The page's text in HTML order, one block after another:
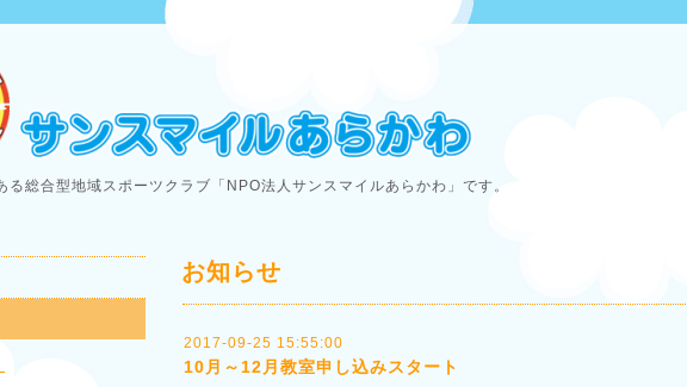
る総合型地域スポーツクラブ「NPO法人サンスマイルあらかわ」です。
お知らせ
2017-09-25 15:55:00
10月～12月教室申し込みスタート